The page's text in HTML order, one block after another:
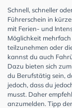
Schnell, schneller
Führerschein in
mit Ferien- und
Möglichkeit
teilzunehmen oder
kannst du auch
Dazu bieten sich
du Berufstätig sein,
jedoch, dass du
musst. Daher
anzumelden. Tipp